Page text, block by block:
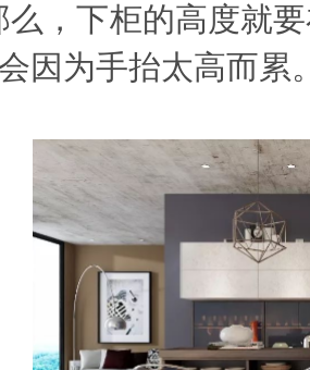
么，下柜的高度就
因为手抬太高而累